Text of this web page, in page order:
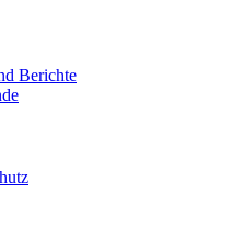
Berichte